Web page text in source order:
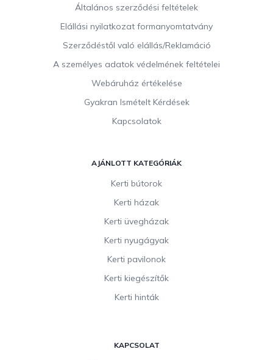
Általános szerződési feltételek
Elállási nyilatkozat formanyomtatvány
Szerződéstől való elállás/Reklamáció
A személyes adatok védelmének feltételei
Webáruház értékelése
Gyakran Ismételt Kérdések
Kapcsolatok
AJÁNLOTT KATEGÓRIÁK
Kerti bútorok
Kerti házak
Kerti üvegházak
Kerti nyugágyak
Kerti pavilonok
Kerti kiegészítők
Kerti hinták
KAPCSOLAT